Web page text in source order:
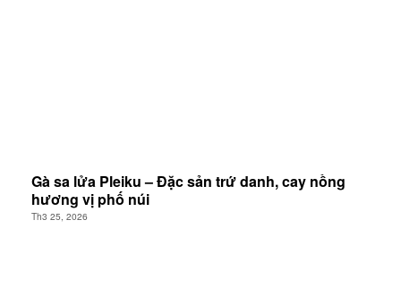
Gà sa lửa Pleiku – Đặc sản trứ danh, cay nồng
hương vị phố núi
Th3 25, 2026